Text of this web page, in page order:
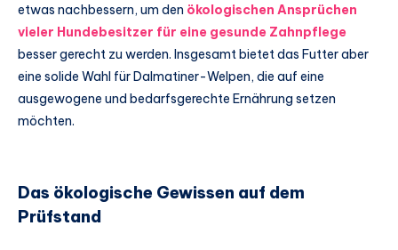
etwas nachbessern, um den ökologischen Ansprüchen
vieler Hundebesitzer für eine gesunde Zahnpflege
besser gerecht zu werden. Insgesamt bietet das Futter aber
eine solide Wahl für Dalmatiner-Welpen, die auf eine
ausgewogene und bedarfsgerechte Ernährung setzen
möchten.
Das ökologische Gewissen auf dem
Prüfstand